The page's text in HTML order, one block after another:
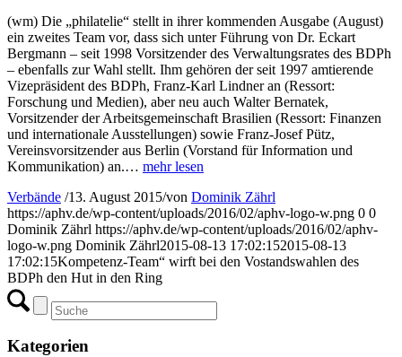
(wm) Die „philatelie“ stellt in ihrer kommenden Ausgabe (August)
ein zweites Team vor, dass sich unter Führung von Dr. Eckart
Bergmann – seit 1998 Vorsitzender des Verwaltungsrates des BDPh
– ebenfalls zur Wahl stellt. Ihm gehören der seit 1997 amtierende
Vizepräsident des BDPh, Franz-Karl Lindner an (Ressort:
Forschung und Medien), aber neu auch Walter Bernatek,
Vorsitzender der Arbeitsgemeinschaft Brasilien (Ressort: Finanzen
und internationale Ausstellungen) sowie Franz-Josef Pütz,
Vereinsvorsitzender aus Berlin (Vorstand für Information und
Kommunikation) an.… mehr lesen
Verbände /13. August 2015/von Dominik Zährl
https://aphv.de/wp-content/uploads/2016/02/aphv-logo-w.png 0 0
Dominik Zährl https://aphv.de/wp-content/uploads/2016/02/aphv-
logo-w.png Dominik Zährl2015-08-13 17:02:152015-08-13
17:02:15Kompetenz-Team“ wirft bei den Vostandswahlen des
BDPh den Hut in den Ring
Kategorien